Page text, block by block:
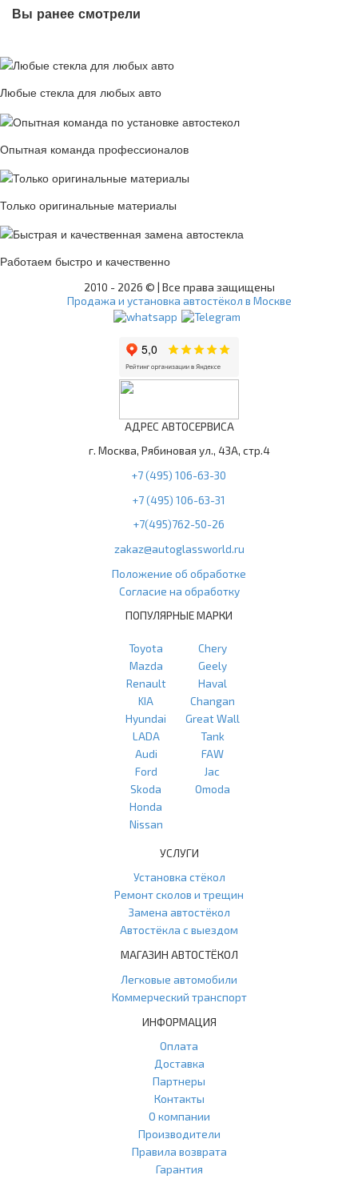
Вы ранее смотрели
Любые стекла для любых авто
Опытная команда профессионалов
Только оригинальные материалы
Работаем быстро и качественно
2010 - 2026 © | Все права защищены
Продажа и установка автостёкол в Москве
АДРЕС АВТОСЕРВИСА
г. Москва, Рябиновая ул., 43А, стр.4
+7 (495) 106-63-30
+7 (495) 106-63-31
+7(495)762-50-26
zakaz@autoglassworld.ru
Положение об обработке
Согласие на обработку
ПОПУЛЯРНЫЕ МАРКИ
Toyota
Mazda
Renault
KIA
Hyundai
LADA
Audi
Ford
Skoda
Honda
Nissan
Chery
Geely
Haval
Changan
Great Wall
Tank
FAW
Jac
Omoda
УСЛУГИ
Установка стёкол
Ремонт сколов и трещин
Замена автостёкол
Автостёкла с выездом
МАГАЗИН АВТОСТЁКОЛ
Легковые автомобили
Коммерческий транспорт
ИНФОРМАЦИЯ
Оплата
Доставка
Партнеры
Контакты
О компании
Производители
Правила возврата
Гарантия